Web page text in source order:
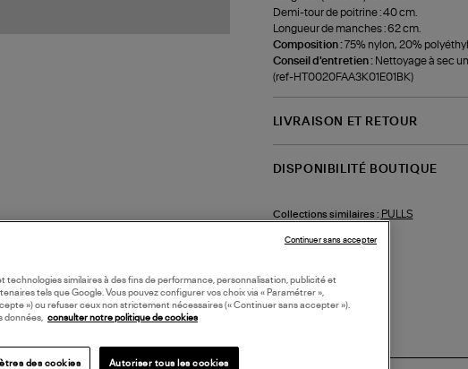
Demi-tour de poitrine : 40 cm.
Longueur de manches : 62 cm.
Composition :75% nylon, 20%
Conseil d'entretien : Nettoyage à sec
(ref-HT0020FAA3K01E01BK)
LIVRAISON ET RETOUR
DISPONIBILITÉ BOUTIQUE
Collections similaires : PULLS
technologies similaires à des fins de performance, personnalisation, publicité et
tels que Google. Vous pouvez configurer vos choix via « Paramétrer »,
») ou refuser ceux non strictement nécessaires (« Continuer sans accepter »).
données,
consulter notre politique de cookies
des cookies Autoriser tous les cookies
Continuer sans accepter